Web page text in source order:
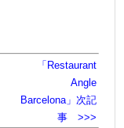
「Restaurant
Angle
Barcelona」次記
事 >>>